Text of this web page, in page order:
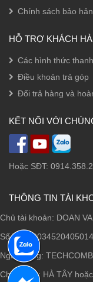
Chính sách bảo
HỖ TRỢ KHÁCH
Các hình thức
Điều khoản trả góp
Đổi trả hàng và
KẾT NỐI VỚI
Hoặc SĐT:
THÔNG TIN TÀI
Chủ tài khoản: DOAN
Số TK: 19034520405014
Ngân hàng:
Chi nhánh: HÀ TÂY